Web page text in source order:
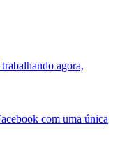
agora,
com uma única